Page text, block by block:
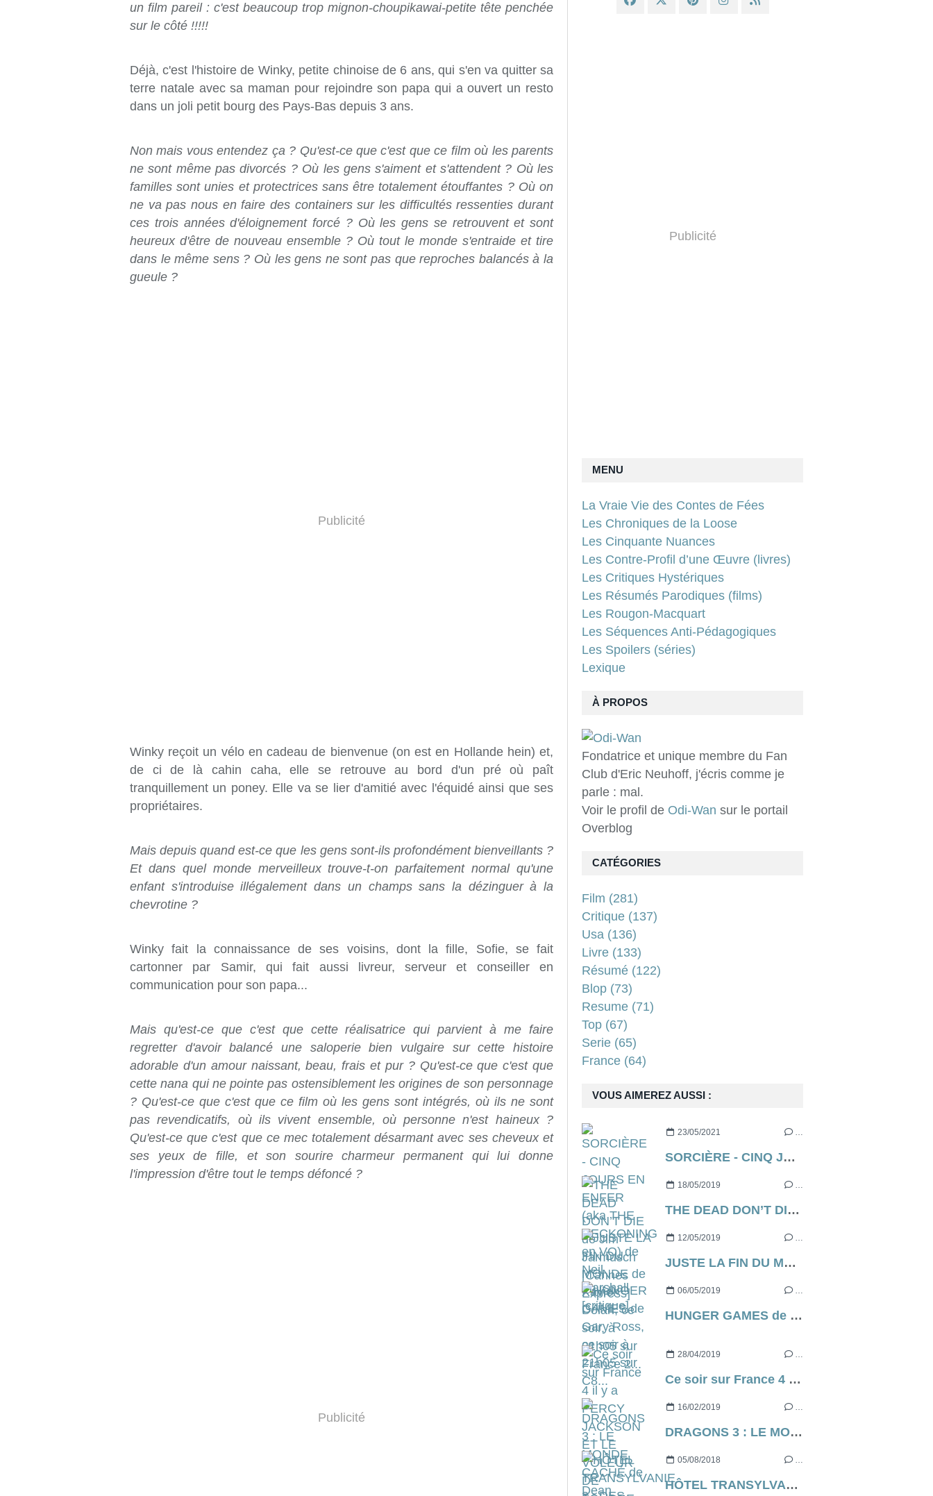
un film pareil : c'est beaucoup trop mignon-choupikawai-petite tête penchée
sur le côté !!!!!
Déjà, c'est l'histoire de Winky, petite chinoise de 6 ans, qui s'en va quitter sa
terre natale avec sa maman pour rejoindre son papa qui a ouvert un resto
dans un joli petit bourg des Pays-Bas depuis 3 ans.
Non mais vous entendez ça ? Qu'est-ce que c'est que ce film où les parents
ne sont même pas divorcés ? Où les gens s'aiment et s'attendent ? Où les
familles sont unies et protectrices sans être totalement étouffantes ? Où on
ne va pas nous en faire des containers sur les difficultés ressenties durant
ces trois années d'éloignement forcé ? Où les gens se retrouvent et sont
heureux d'être de nouveau ensemble ? Où tout le monde s'entraide et tire
dans le même sens ? Où les gens ne sont pas que reproches balancés à la
gueule ?
Publicité
Winky reçoit un vélo en cadeau de bienvenue (on est en Hollande hein) et,
de ci de là cahin caha, elle se retrouve au bord d'un pré où paît
tranquillement un poney. Elle va se lier d'amitié avec l'équidé ainsi que ses
propriétaires.
Mais depuis quand est-ce que les gens sont-ils profondément bienveillants ?
Et dans quel monde merveilleux trouve-t-on parfaitement normal qu'une
enfant s'introduise illégalement dans un champs sans la dézinguer à la
chevrotine ?
Winky fait la connaissance de ses voisins, dont la fille, Sofie, se fait
cartonner par Samir, qui fait aussi livreur, serveur et conseiller en
communication pour son papa...
Mais qu'est-ce que c'est que cette réalisatrice qui parvient à me faire
regretter d'avoir balancé une saloperie bien vulgaire sur cette histoire
adorable d'un amour naissant, beau, frais et pur ? Qu'est-ce que c'est que
cette nana qui ne pointe pas ostensiblement les origines de son personnage
? Qu'est-ce que c'est que ce film où les gens sont intégrés, où ils ne sont
pas revendicatifs, où ils vivent ensemble, où personne n'est haineux ?
Qu'est-ce que c'est que ce mec totalement désarmant avec ses cheveux et
ses yeux de fille, et son sourire charmeur permanent qui lui donne
l'impression d'être tout le temps défoncé ?
Publicité
À PROPOS
Fondatrice et unique membre du Fan
Club d'Eric Neuhoff, j'écris comme je
parle : mal.
Voir le profil de Odi-Wan sur le portail
Overblog
Publicité
VOUS AIMEREZ AUSSI :
23/05/2021 …
SORCIÈRE - CINQ JOURS EN ENFER (aka THE RECKONING en VO) de Neil Marshall [critique]
18/05/2019 …
THE DEAD DON’T DIE de Jim Jarmusch [Cannes Express]
12/05/2019 …
JUSTE LA FIN DU MONDE de Xavier Dolan, ce soir, à 21h05 sur France 2...
06/05/2019 …
HUNGER GAMES de Gary Ross, ce soir à 21h05 sur C8...
28/04/2019 …
Ce soir sur France 4 il y a PERCY JACKSON ET LE VOLEUR DE FOUDRE (ou de poule, je ne sais plus)...
16/02/2019 …
DRAGONS 3 : LE MONDE CACHÉ de Dean Deblois (via Dreamworks) [critique]
05/08/2018 …
HÔTEL TRANSYLVANIE 3 : DES VACANCES MONSTRUEUSES de Genndy Tartakovsky [critique]
MENU
La Vraie Vie des Contes de Fées
Les Chroniques de la Loose
Les Cinquante Nuances
Les Contre-Profil d’une Œuvre (livres)
Les Critiques Hystériques
Les Résumés Parodiques (films)
Les Rougon-Macquart
Les Séquences Anti-Pédagogiques
Les Spoilers (séries)
Lexique
CATÉGORIES
Film (281)
Critique (137)
Usa (136)
Livre (133)
Résumé (122)
Blop (73)
Resume (71)
Top (67)
Serie (65)
France (64)